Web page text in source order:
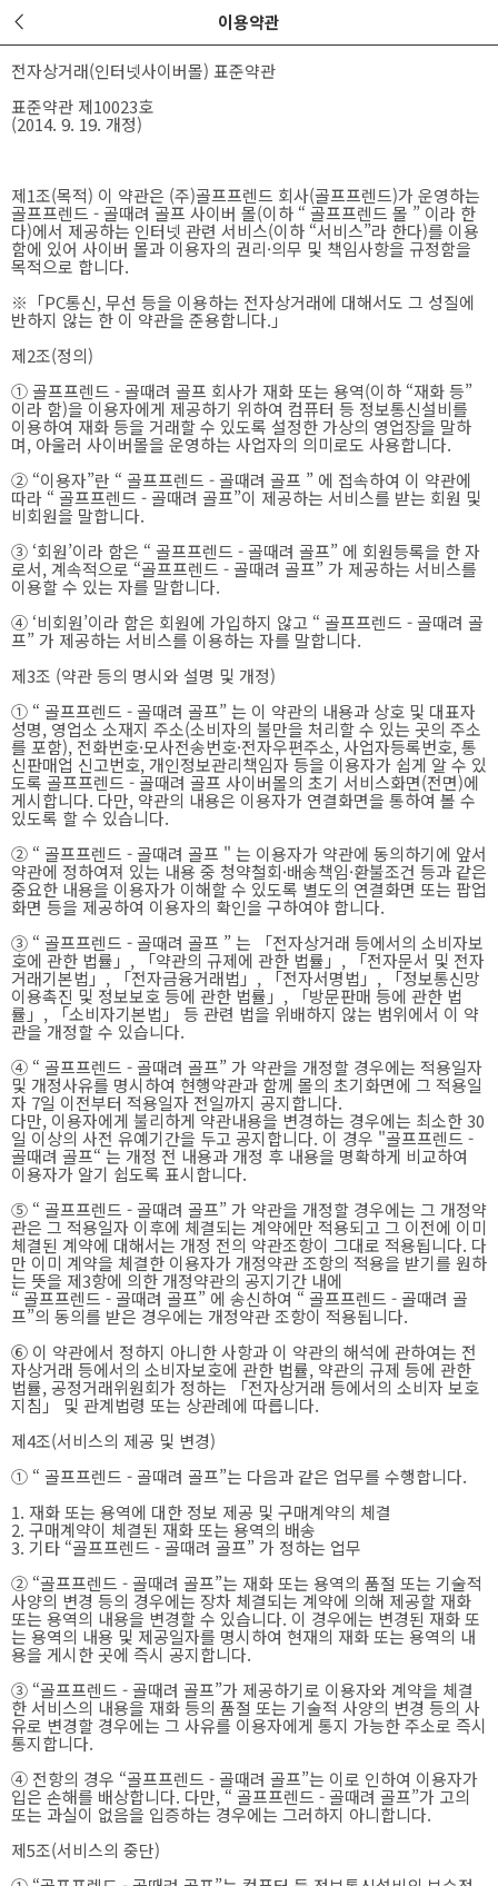
이용약관
전자상거래(인터넷사이버몰) 표준약관
표준약관 제10023호
(2014. 9. 19. 개정)
제1조(목적) 이 약관은 (주)골프프렌드 회사(골프프렌드)가 운영하는
골프프렌드 - 골때려 골프 사이버 몰(이하 “ 골프프렌드 몰 ” 이라 한
다)에서 제공하는 인터넷 관련 서비스(이하 “서비스”라 한다)를 이용
함에 있어 사이버 몰과 이용자의 권리·의무 및 책임사항을 규정함을
목적으로 합니다.
※「PC통신, 무선 등을 이용하는 전자상거래에 대해서도 그 성질에
반하지 않는 한 이 약관을 준용합니다.」
제2조(정의)
① 골프프렌드 - 골때려 골프 회사가 재화 또는 용역(이하 “재화 등”
이라 함)을 이용자에게 제공하기 위하여 컴퓨터 등 정보통신설비를
이용하여 재화 등을 거래할 수 있도록 설정한 가상의 영업장을 말하
며, 아울러 사이버몰을 운영하는 사업자의 의미로도 사용합니다.
② “이용자”란 “ 골프프렌드 - 골때려 골프 ” 에 접속하여 이 약관에
따라 “ 골프프렌드 - 골때려 골프”이 제공하는 서비스를 받는 회원 및
비회원을 말합니다.
③ ‘회원’이라 함은 “ 골프프렌드 - 골때려 골프” 에 회원등록을 한 자
로서, 계속적으로 “골프프렌드 - 골때려 골프” 가 제공하는 서비스를
이용할 수 있는 자를 말합니다.
④ ‘비회원’이라 함은 회원에 가입하지 않고 “ 골프프렌드 - 골때려 골
프” 가 제공하는 서비스를 이용하는 자를 말합니다.
제3조 (약관 등의 명시와 설명 및 개정)
① “ 골프프렌드 - 골때려 골프” 는 이 약관의 내용과 상호 및 대표자
성명, 영업소 소재지 주소(소비자의 불만을 처리할 수 있는 곳의 주소
를 포함), 전화번호·모사전송번호·전자우편주소, 사업자등록번호, 통
신판매업 신고번호, 개인정보관리책임자 등을 이용자가 쉽게 알 수 있
도록 골프프렌드 - 골때려 골프 사이버몰의 초기 서비스화면(전면)에
게시합니다. 다만, 약관의 내용은 이용자가 연결화면을 통하여 볼 수
있도록 할 수 있습니다.
② “ 골프프렌드 - 골때려 골프 " 는 이용자가 약관에 동의하기에 앞서
약관에 정하여져 있는 내용 중 청약철회·배송책임·환불조건 등과 같은
중요한 내용을 이용자가 이해할 수 있도록 별도의 연결화면 또는 팝업
화면 등을 제공하여 이용자의 확인을 구하여야 합니다.
③ “ 골프프렌드 - 골때려 골프 ” 는 「전자상거래 등에서의 소비자보
호에 관한 법률」, 「약관의 규제에 관한 법률」, 「전자문서 및 전자
거래기본법」, 「전자금융거래법」, 「전자서명법」, 「정보통신망
이용촉진 및 정보보호 등에 관한 법률」, 「방문판매 등에 관한 법
률」, 「소비자기본법」 등 관련 법을 위배하지 않는 범위에서 이 약
관을 개정할 수 있습니다.
④ “ 골프프렌드 - 골때려 골프” 가 약관을 개정할 경우에는 적용일자
및 개정사유를 명시하여 현행약관과 함께 몰의 초기화면에 그 적용일
자 7일 이전부터 적용일자 전일까지 공지합니다.
다만, 이용자에게 불리하게 약관내용을 변경하는 경우에는 최소한 30
일 이상의 사전 유예기간을 두고 공지합니다. 이 경우 "골프프렌드 -
골때려 골프“ 는 개정 전 내용과 개정 후 내용을 명확하게 비교하여
이용자가 알기 쉽도록 표시합니다.
⑤ “ 골프프렌드 - 골때려 골프” 가 약관을 개정할 경우에는 그 개정약
관은 그 적용일자 이후에 체결되는 계약에만 적용되고 그 이전에 이미
체결된 계약에 대해서는 개정 전의 약관조항이 그대로 적용됩니다. 다
만 이미 계약을 체결한 이용자가 개정약관 조항의 적용을 받기를 원하
는 뜻을 제3항에 의한 개정약관의 공지기간 내에
“ 골프프렌드 - 골때려 골프” 에 송신하여 “ 골프프렌드 - 골때려 골
프”의 동의를 받은 경우에는 개정약관 조항이 적용됩니다.
⑥ 이 약관에서 정하지 아니한 사항과 이 약관의 해석에 관하여는 전
자상거래 등에서의 소비자보호에 관한 법률, 약관의 규제 등에 관한
법률, 공정거래위원회가 정하는 「전자상거래 등에서의 소비자 보호
지침」 및 관계법령 또는 상관례에 따릅니다.
제4조(서비스의 제공 및 변경)
① “ 골프프렌드 - 골때려 골프”는 다음과 같은 업무를 수행합니다.
1. 재화 또는 용역에 대한 정보 제공 및 구매계약의 체결
2. 구매계약이 체결된 재화 또는 용역의 배송
3. 기타 “골프프렌드 - 골때려 골프” 가 정하는 업무
② “골프프렌드 - 골때려 골프”는 재화 또는 용역의 품절 또는 기술적
사양의 변경 등의 경우에는 장차 체결되는 계약에 의해 제공할 재화
또는 용역의 내용을 변경할 수 있습니다. 이 경우에는 변경된 재화 또
는 용역의 내용 및 제공일자를 명시하여 현재의 재화 또는 용역의 내
용을 게시한 곳에 즉시 공지합니다.
③ “골프프렌드 - 골때려 골프”가 제공하기로 이용자와 계약을 체결
한 서비스의 내용을 재화 등의 품절 또는 기술적 사양의 변경 등의 사
유로 변경할 경우에는 그 사유를 이용자에게 통지 가능한 주소로 즉시
통지합니다.
④ 전항의 경우 “골프프렌드 - 골때려 골프”는 이로 인하여 이용자가
입은 손해를 배상합니다. 다만, “ 골프프렌드 - 골때려 골프”가 고의
또는 과실이 없음을 입증하는 경우에는 그러하지 아니합니다.
제5조(서비스의 중단)